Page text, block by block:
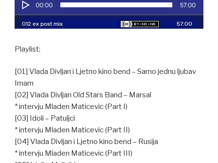
Playlist:
[01] Vlada Divljan i Ljetno kino bend – Samo jednu ljubav
Imam
[02] Vlada Divljan Old Stars Band – Marsal
* intervju Mladen Maticevic (Part I)
[03] Idoli – Patuljci
* intervju Mladen Maticevic (Part II)
[04] Vlada Divljan i Ljetno kino bend – Rusija
* intervju Mladen Maticevic (Part III)